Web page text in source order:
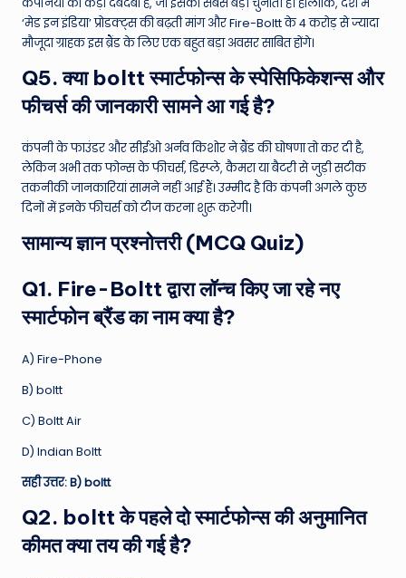
‘मेड इन इंडिया’ प्रोडक्ट्स की बढ़ती मांग और Fire-Boltt के 4 करोड़ से ज्यादा
मौजूदा ग्राहक इस ब्रैंड के लिए एक बहुत बड़ा अवसर साबित होंगे।
Q5. क्या boltt स्मार्टफोन्स के स्पेसिफिकेशन्स और
फीचर्स की जानकारी सामने आ गई है?
कंपनी के फाउंडर और सीईओ अर्नव किशोर ने ब्रैंड की घोषणा तो कर दी है,
लेकिन अभी तक फोन्स के फीचर्स, डिस्प्ले, कैमरा या बैटरी से जुड़ी सटीक
तकनीकी जानकारियां सामने नहीं आई हैं। उम्मीद है कि कंपनी अगले कुछ
दिनों में इनके फीचर्स को टीज करना शुरू करेगी।
सामान्य ज्ञान प्रश्नोत्तरी (MCQ Quiz)
Q1. Fire-Boltt द्वारा लॉन्च किए जा रहे नए
स्मार्टफोन ब्रैंड का नाम क्या है?
A) Fire-Phone
B) boltt
C) Boltt Air
D) Indian Boltt
सही उत्तर: B) boltt
Q2. boltt के पहले दो स्मार्टफोन्स की अनुमानित
कीमत क्या तय की गई है?